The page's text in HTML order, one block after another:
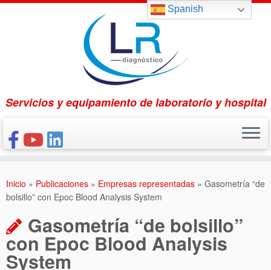
Saltar
Servicios y equipamiento de laboratorio y hospital
CONÓCENOS
PUBLICACIONES
CONTACTO
Inicio » Publicaciones » Empresas representadas » Gasometría “de
bolsillo” con Epoc Blood Analysis System
Gasometría “de bolsillo”
con Epoc Blood Analysis
System
Spanish